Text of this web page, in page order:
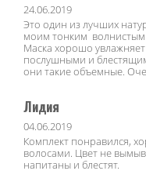
24.06.2019
Это один из лучших
моим тонким волнистым
Маска хорошо
послушными и
они такие объемные.
Лидия
04.06.2019
Комплект понравился,
волосами. Цвет не
напитаны и блестят.